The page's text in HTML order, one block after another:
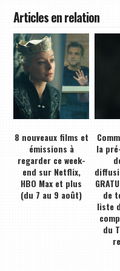
Articles en relation
8 nouveaux films et
émissions à
regarder ce week-
end sur Netflix,
HBO Max et plus
(du 7 au 9 août)
la
de
liste
du